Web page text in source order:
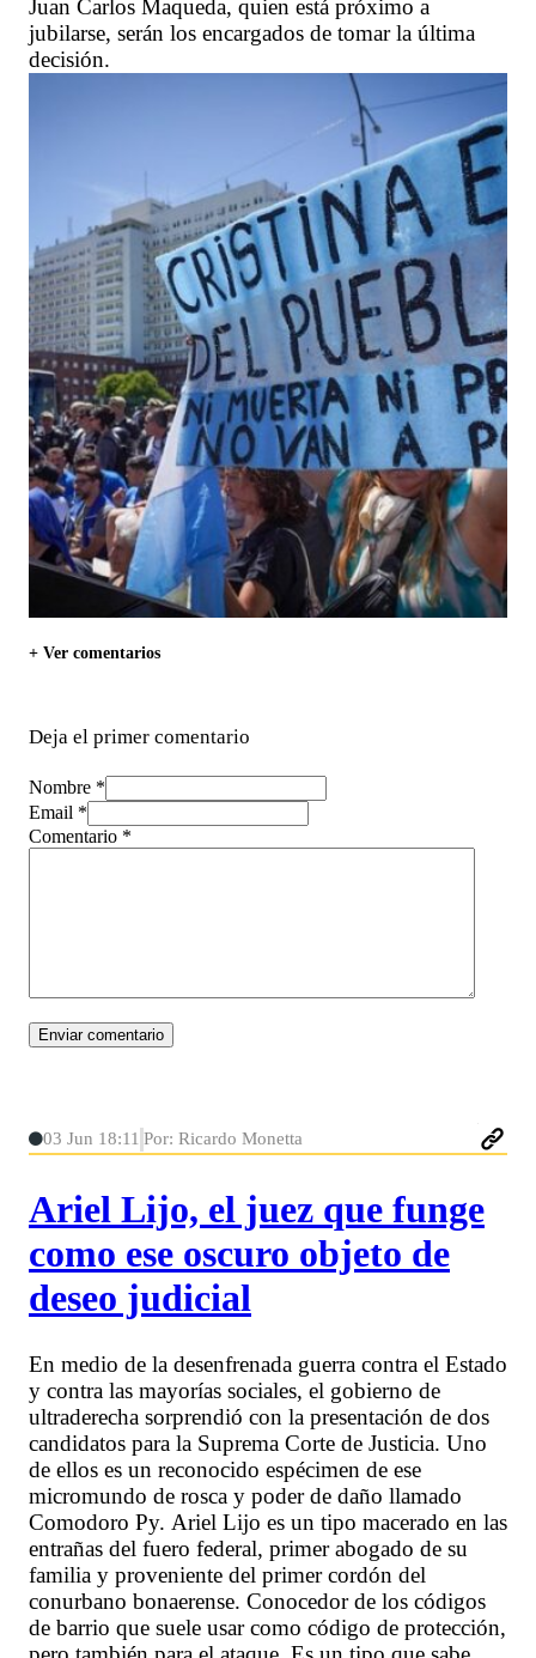
Juan Carlos Maqueda, quien está próximo a
jubilarse, serán los encargados de tomar la última
decisión.
+ Ver comentarios
Deja el primer comentario
Nombre *
Email *
Comentario *
03 Jun 18:11 Por: Ricardo Monetta
Ariel Lijo, el juez que funge
como ese oscuro objeto de
deseo judicial
En medio de la desenfrenada guerra contra el Estado
y contra las mayorías sociales, el gobierno de
ultraderecha sorprendió con la presentación de dos
candidatos para la Suprema Corte de Justicia. Uno
de ellos es un reconocido espécimen de ese
micromundo de rosca y poder de daño llamado
Comodoro Py. Ariel Lijo es un tipo macerado en las
entrañas del fuero federal, primer abogado de su
familia y proveniente del primer cordón del
conurbano bonaerense. Conocedor de los códigos
de barrio que suele usar como código de protección,